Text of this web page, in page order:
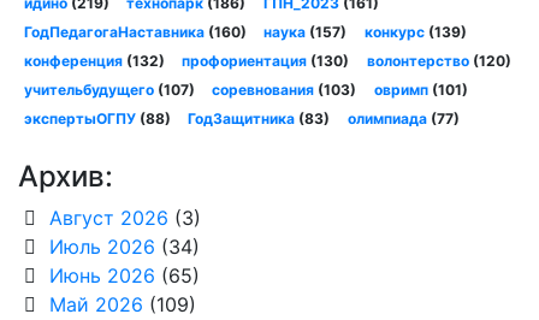
ГодПедагогаНаставника(160) наука (157) конкурс(139)
конференция(132) профориентация (130) волонтерство(120)
учительбудущего(107) соревнования (103) овримп(101)
экспертыОГПУ(88) ГодЗащитника (83) олимпиада(77)
Архив:
Август 2026 (3)
Июль 2026 (34)
Июнь 2026 (65)
Май 2026 (109)